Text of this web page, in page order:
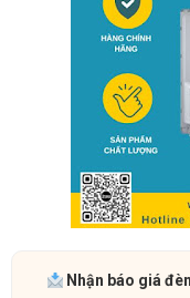
Nhận báo giá